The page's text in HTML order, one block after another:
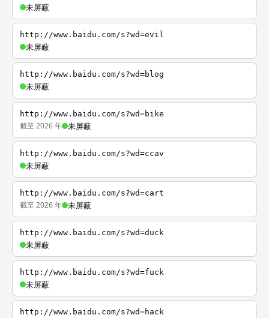
未屏蔽
http://www.baidu.com/s?wd=evil
未屏蔽
http://www.baidu.com/s?wd=blog
未屏蔽
http://www.baidu.com/s?wd=bike
截至 2026 年 未屏蔽
http://www.baidu.com/s?wd=ccav
未屏蔽
http://www.baidu.com/s?wd=cart
截至 2026 年 未屏蔽
http://www.baidu.com/s?wd=duck
未屏蔽
http://www.baidu.com/s?wd=fuck
未屏蔽
http://www.baidu.com/s?wd=hack